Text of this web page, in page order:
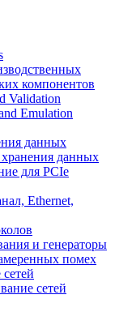
компонентов
Validation
Emulation
данных
хранения данных
для PCIe
Ethernet,
и генераторы
помех
сетей